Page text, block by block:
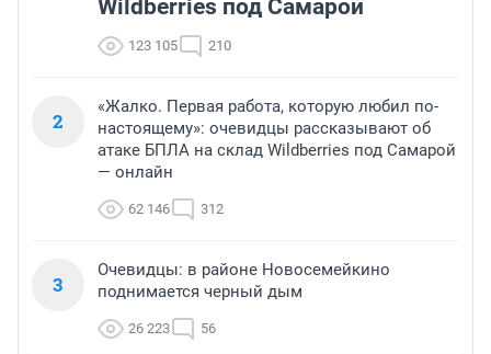
Wildberries под Самарой
123 105 210
2
«Жалко. Первая работа, которую любил по-
настоящему»: очевидцы рассказывают об
атаке БПЛА на склад Wildberries под Самарой
— онлайн
62 146 312
3
Очевидцы: в районе Новосемейкино
поднимается черный дым
26 223 56